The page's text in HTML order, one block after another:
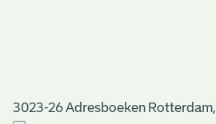
3023-26 Adresboeken